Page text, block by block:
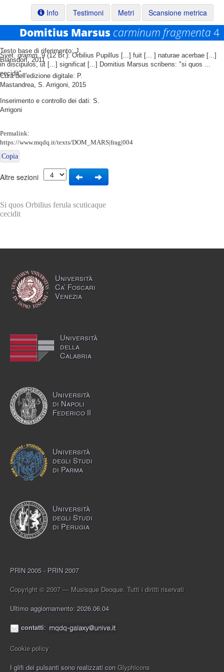
Info Testimoni Metri Scansione metrica
Domitius Marsus carminum fragmenta 4
Testo base di riferimento: J.
Blänsdorf, 2011
Cura dell'edizione digitale: P.
Mastandrea, S. Arrigoni, 2015
Inserimento e controllo dei dati: S.
Arrigoni
Permalink:
https://www.mqdq.it/texts/DOM_MARS|frag|004
Copia
Altre sezioni
Si quos Orbilius ferula scuticaque
cecidit
Svet. gramm. 9 (12 Br.): Orbilius Pupillus [...] fuit [... ] naturae acerbae [...]
in discipulos, ut [...] significat [...] Domitius Marsus scribens: "si quos ...
cecidit".
Università
Ca’ Foscari
Venezia
Università
della
Calabria
Università
di Napoli
Federico II
Università
degli Studi
di Parma
Università
degli Studi
di Perugia
PRIN 2005 - PRIN 2007
Copyright © 2007 — Musisque Deoque. Tutti i diritti riservati
Ultimo aggiornamento: 2026.06.04
contatti:
Cookie policy
I glifi dei pulsanti sono realizzati con Glyphicons